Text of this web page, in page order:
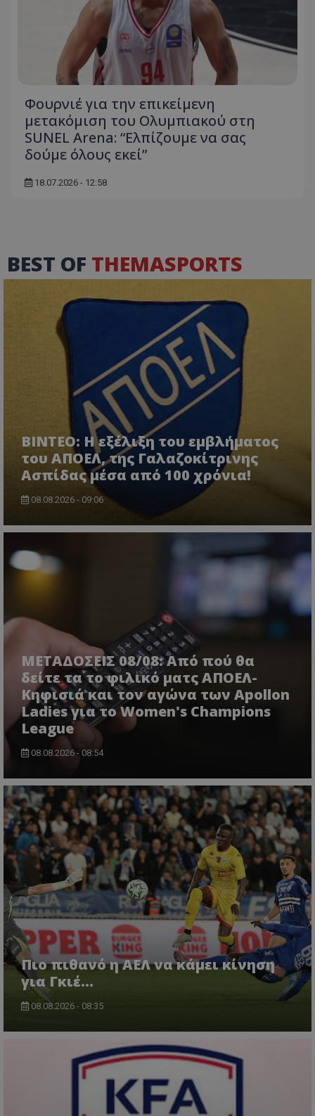
Φουρνιέ για την επικείμενη
μετακόμιση του Ολυμπιακού στη
SUNEL Arena: “Ελπίζουμε να σας
δούμε όλους εκεί”
18.07.2026 - 12:58
BEST OF THEMASPORTS
ΒΙΝΤΕΟ: Η εξέλιξη του εμβλήματος
του ΑΠΟΕΛ, της Γαλαζοκίτρινης
Ασπίδας μέσα από 100 χρόνια!
08.08.2026 - 09:06
ΜΕΤΑΔΟΣΕΙΣ 08/08: Από πού θα
δείτε τα το φιλικό ματς ΑΠΟΕΛ-
Κηφισιά και τον αγώνα των Apollon
Ladies για το Women's Champions
League
08.08.2026 - 08:54
Πιο πιθανό η ΑΕΛ να κάμει κίνηση
για Γκιέ…
08.08.2026 - 08:35